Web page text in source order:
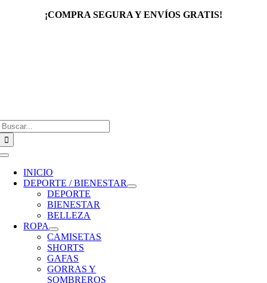
¡COMPRA SEGURA Y ENVÍOS GRATIS!
Toggle
Navigation
INICIO
DEPORTE / BIENESTAR
DEPORTE
BIENESTAR
BELLEZA
ROPA
CAMISETAS
SHORTS
GAFAS
GORRAS Y
SOMBREROS